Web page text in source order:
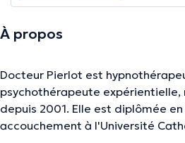
À propos
Docteur Pierlot est
psychothérapeute expérientielle,
depuis 2001. Elle est diplômée
accouchement à l'Université